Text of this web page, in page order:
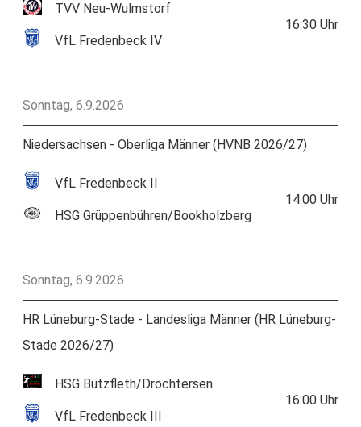
TVV Neu-Wulmstorf
VfL Fredenbeck IV
16:30 Uhr
Sonntag, 6.9.2026
Niedersachsen - Oberliga Männer (HVNB 2026/27)
VfL Fredenbeck II
HSG Grüppenbühren/Bookholzberg
14:00 Uhr
Sonntag, 6.9.2026
HR Lüneburg-Stade - Landesliga Männer (HR Lüneburg-
Stade 2026/27)
HSG Bützfleth/Drochtersen
VfL Fredenbeck III
16:00 Uhr